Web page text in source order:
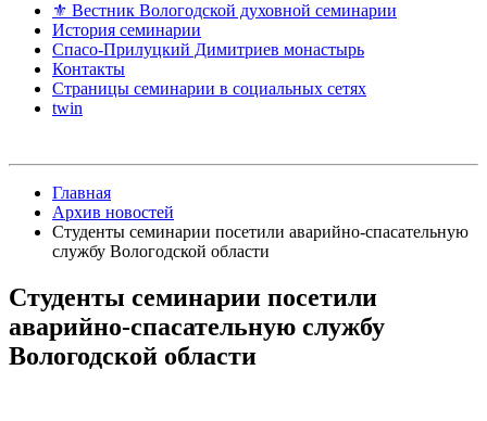
⚜ Вестник Вологодской духовной семинарии
История семинарии
Спасо-Прилуцкий Димитриев монастырь
Контакты
Страницы семинарии в социальных сетях
twin
Главная
Архив новостей
Студенты семинарии посетили аварийно-спасательную
службу Вологодской области
Студенты семинарии посетили
аварийно-спасательную службу
Вологодской области